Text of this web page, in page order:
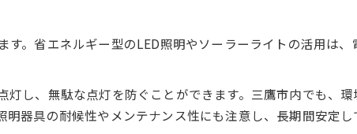
。省エネルギー型のLED照明やソーラーライトの活用は
し、無駄な点灯を防ぐことができます。三鷹市内でも、
器具の耐候性やメンテナンス性にも注意し、長期間安定